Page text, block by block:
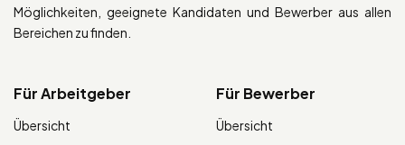
Möglichkeiten, geeignete Kandidaten und Bewerber aus allen
Bereichen zu finden.
Für Arbeitgeber
Übersicht
Für Bewerber
Übersicht